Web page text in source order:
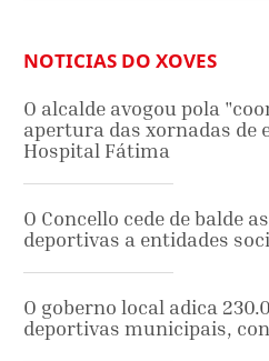
NOTICIAS DO XOVES
O alcalde avogou pola
apertura das xornadas de
Hospital Fátima
O Concello cede de balde
deportivas a entidades
O goberno local adica
deportivas municipais,